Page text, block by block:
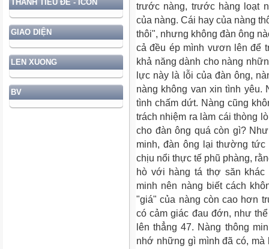
THANH TIÊU ĐỀ - ICON
GIAO DIỆN
LEN XUONG
BV
trước nàng, trước hàng loạt
của nàng. Cái hay của nàng
thôi", nhưng không đàn ông
cả đều ép mình vươn lên để
khả năng dành cho nàng
lực này là lỗi của đàn ông,
nàng không van xin tình yêu.
tình chấm dứt. Nàng cũng
trách nhiệm ra làm cái thòng
cho đàn ông quá còn gì?
minh, đàn ông lại thường
chịu nổi thực tế phũ phàng,
hò với hàng tá thợ săn khác
minh nên nàng biết cách
"giá" của nàng còn cao hơn
có cảm giác đau đớn, như
lên thẳng 47. Nàng thông
nhớ những gì mình đã có,